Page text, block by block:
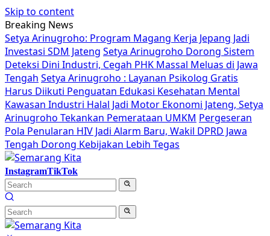
Skip to content
Breaking News
Setya Arinugroho: Program Magang Kerja Jepang Jadi
Investasi SDM Jateng Setya Arinugroho Dorong Sistem
Deteksi Dini Industri, Cegah PHK Massal Meluas di Jawa
Tengah Setya Arinugroho : Layanan Psikolog Gratis
Harus Diikuti Penguatan Edukasi Kesehatan Mental
Kawasan Industri Halal Jadi Motor Ekonomi Jateng, Setya
Arinugroho Tekankan Pemerataan UMKM Pergeseran
Pola Penularan HIV Jadi Alarm Baru, Wakil DPRD Jawa
Tengah Dorong Kebijakan Lebih Tegas
InstagramTikTok